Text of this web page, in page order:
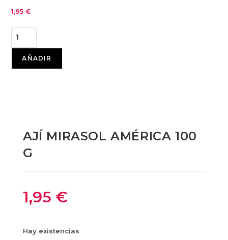
1,95€
AÑADIR
AJÍ MIRASOL AMÉRICA 100
G
1,95 €
Hay existencias